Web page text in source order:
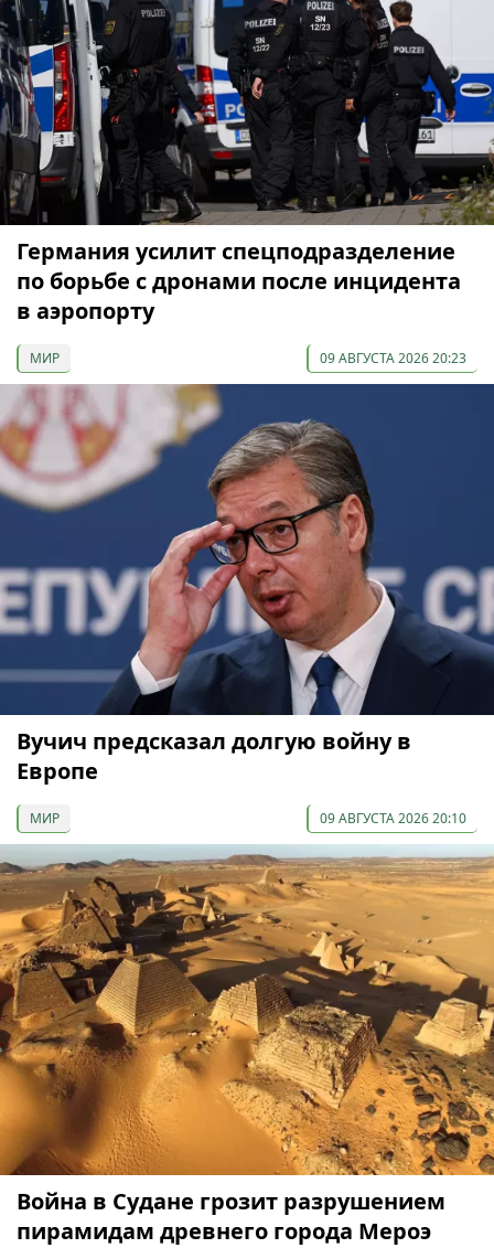
Германия усилит спецподразделение
по борьбе с дронами после инцидента
в аэропорту
МИР 09 АВГУСТА 2026 20:23
Вучич предсказал долгую войну в
Европе
МИР 09 АВГУСТА 2026 20:10
Война в Судане грозит разрушением
пирамидам древнего города Мероэ